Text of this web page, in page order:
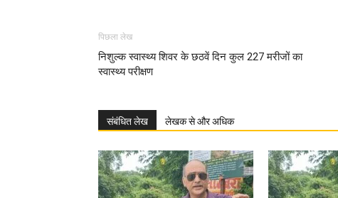
पिछला लेख
निशुल्क स्वास्थ्य शिवर के छठवें दिन कुल 227 मरीजों का
स्वास्थ्य परीक्षण
संबंधित लेख लेखक से और अधिक